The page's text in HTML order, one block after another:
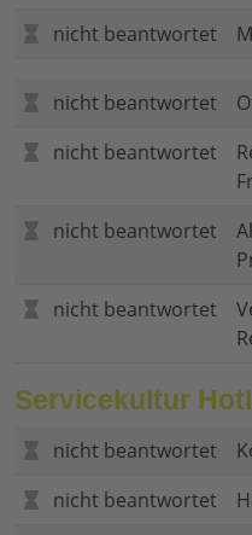
nicht beantwortet
nicht beantwortet
nicht beantwortet
nicht beantwortet
nicht beantwortet
Servicekultur
nicht beantwortet
nicht beantwortet